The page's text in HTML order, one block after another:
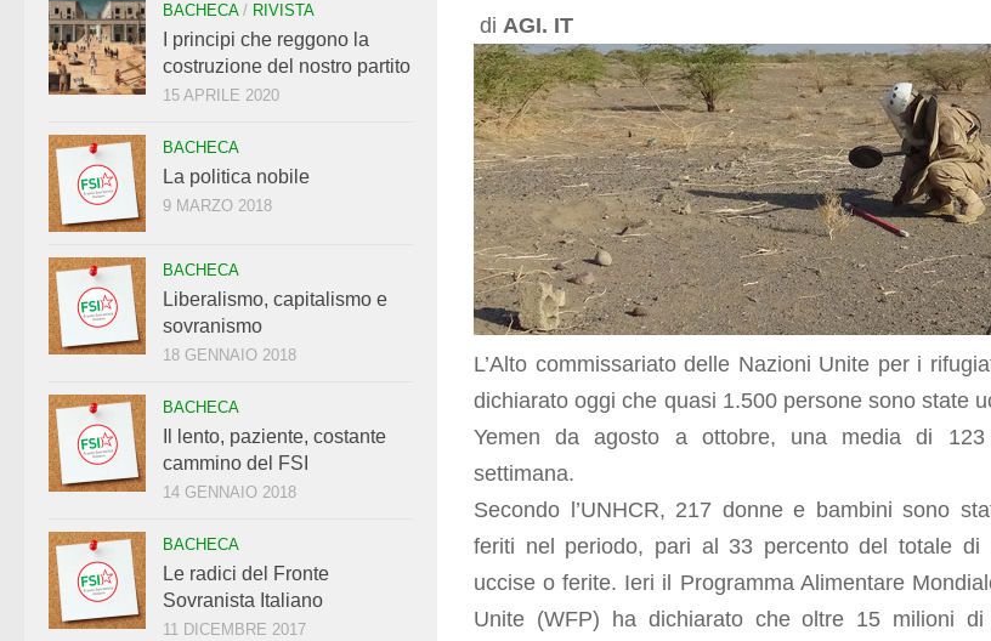
di AGI. IT
L’Alto commissariato delle Nazioni Unite per i
dichiarato oggi che quasi 1.500 persone sono state
Yemen da agosto a ottobre, una media di 123
settimana.
Secondo l’UNHCR, 217 donne e bambini sono
feriti nel periodo, pari al 33 percento del totale di
uccise o ferite. Ieri il Programma Alimentare
Unite (WFP) ha dichiarato che oltre 15 milioni di
BACHECA/ RIVISTA
I principi che reggono la
costruzione del nostro partito
15 APRILE 2020
BACHECA
La politica nobile
9 MARZO 2018
BACHECA
Liberalismo, capitalismo e
sovranismo
18 GENNAIO 2018
BACHECA
Il lento, paziente, costante
cammino del FSI
14 GENNAIO 2018
BACHECA
Le radici del Fronte
Sovranista Italiano
11 DICEMBRE 2017